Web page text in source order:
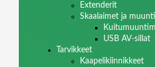
Extenderit
Skaalaimet ja
USB AV-sillat
Tarvikkeet
Kaapelikiinnikkeet